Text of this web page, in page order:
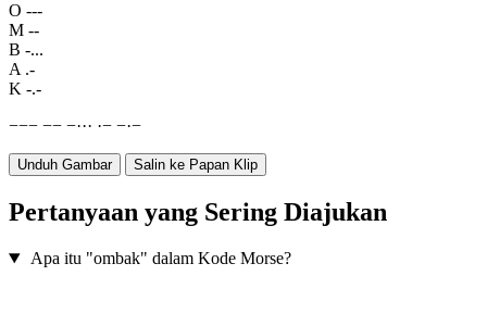
O ---
M --
B -...
A .-
K -.-
−−− −− −··· ·− −·−
Unduh Gambar Salin ke Papan Klip
Pertanyaan yang Sering Diajukan
Apa itu "ombak" dalam Kode Morse?